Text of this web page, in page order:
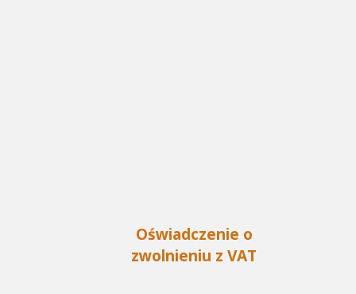
Oświadczenie o
zwolnieniu z VAT